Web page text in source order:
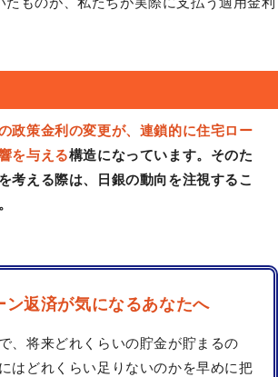
政策金利の変更が、連鎖的に住宅ロー
を与える構造になっています。そのた
考える際は、日銀の動向を注視するこ
ン返済が気になるあなたへ
、将来どれくらいの貯金が貯まるの
はどれくらい足りないのかを早めに把